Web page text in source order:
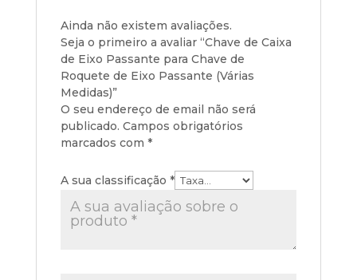
Ainda não existem avaliações.
Seja o primeiro a avaliar “Chave de Caixa
de Eixo Passante para Chave de
Roquete de Eixo Passante (Várias
Medidas)”
O seu endereço de email não será
publicado. Campos obrigatórios
marcados com *
A sua classificação *